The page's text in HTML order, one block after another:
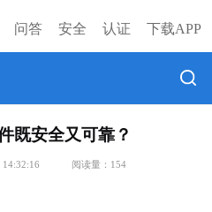
问答 安全 认证 下载APP
既安全又可靠？
阅读量： 154